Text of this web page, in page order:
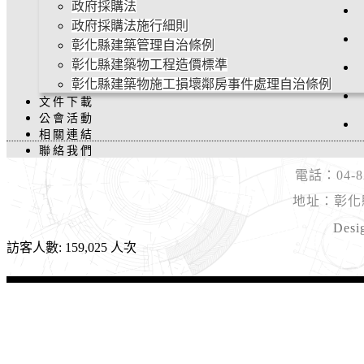
政府採購法
政府採購法施行細則
彰化縣建築管理自治條例
彰化縣建築物工程造價標準
彰化縣建築物施工損壞鄰房事件處理自治條例
文件下載
公會活動
相關連結
聯絡我們
電話：04-
地址：彰
訪客人數: 159,025 人次